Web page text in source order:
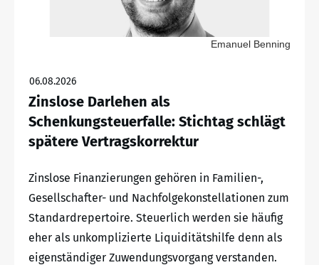
Emanuel Benning
06.08.2026
Zinslose Darlehen als
Schenkungsteuerfalle: Stichtag schlägt
spätere Vertragskorrektur
Zinslose Finanzierungen gehören in Familien-,
Gesellschafter- und Nachfolgekonstellationen zum
Standardrepertoire. Steuerlich werden sie häufig
eher als unkomplizierte Liquiditätshilfe denn als
eigenständiger Zuwendungsvorgang verstanden.